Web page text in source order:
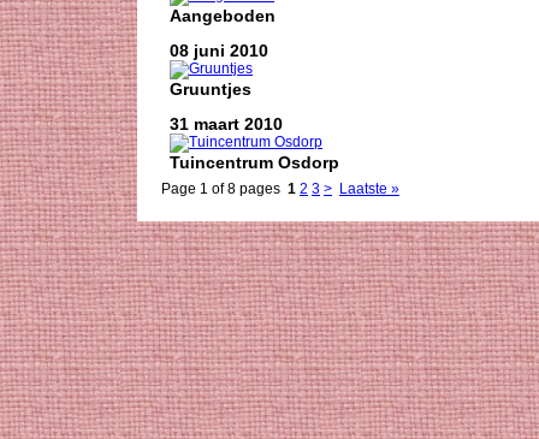
Aangeboden
08 juni 2010
Gruuntjes
31 maart 2010
Tuincentrum Osdorp
Page 1 of 8 pages 1 2 3 > Laatste »